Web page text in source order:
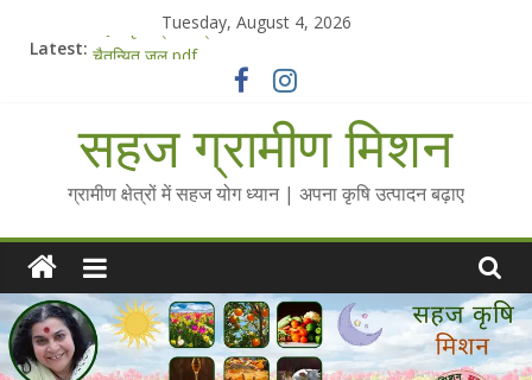
Tuesday, August 4, 2026
Latest: सहज कृषि प्रचार-प्रसार किट
Standee Designs @ 2025 for Sahaj Krishi Promotions
Chalo Gaon Ki Or Abhiyaan - 2025-26
Collected Talks on Vibrated Water
सहज ग्रामीण मिशन
ग्रामीण क्षेत्रों में सहज योग ध्यान | अपना कृषि उत्पादन बढ़ाए